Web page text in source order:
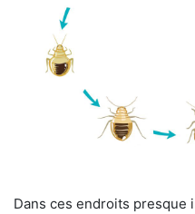
Dans ces endroits